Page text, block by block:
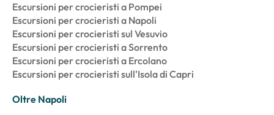
Escursioni per crocieristi a Pompei
Escursioni per crocieristi a Napoli
Escursioni per crocieristi sul Vesuvio
Escursioni per crocieristi a Sorrento
Escursioni per crocieristi a Ercolano
Escursioni per crocieristi sull'Isola di Capri
Oltre Napoli